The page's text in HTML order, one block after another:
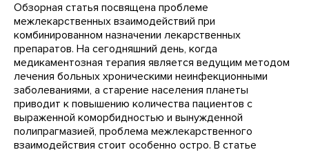
Обзорная статья посвящена проблеме
межлекарственных взаимодействий при
комбинированном назначении лекарственных
препаратов. На сегодняшний день, когда
медикаментозная терапия является ведущим методом
лечения больных хроническими неинфекционными
заболеваниями, а старение населения планеты
приводит к повышению количества пациентов с
выраженной коморбидностью и вынужденной
полипрагмазией, проблема межлекарственного
взаимодействия стоит особенно остро. В статье